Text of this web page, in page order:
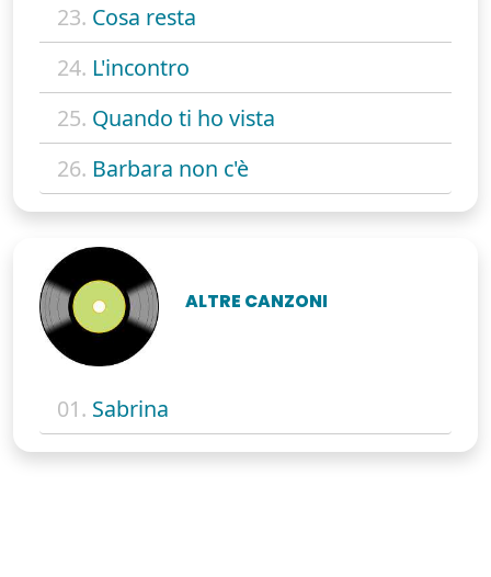
23. Cosa resta
24. L'incontro
25. Quando ti ho vista
26. Barbara non c'è
ALTRE CANZONI
01. Sabrina